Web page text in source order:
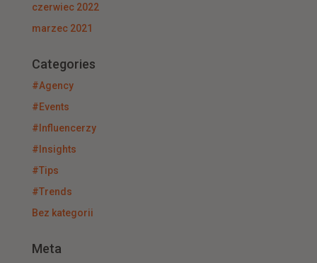
czerwiec 2022
marzec 2021
Categories
#Agency
#Events
#Influencerzy
#Insights
#Tips
#Trends
Bez kategorii
Meta